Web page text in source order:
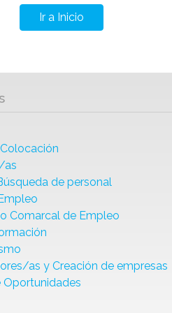
Ir a Inicio
as
de personal
Comarcal de Empleo
as y Creación de empresas
Oportunidades